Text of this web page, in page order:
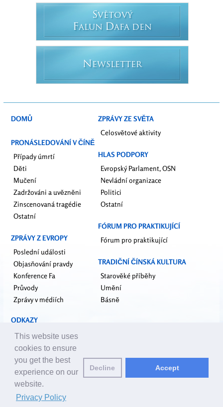
SVĚTOVÝ
FALUN DAFA DEN
N EWSLETTER
DOMŮ
PRONÁSLEDOVÁNÍ V ČÍNĚ
Případy úmrtí
Děti
Mučení
Zadržováni a uvězněni
Zinscenovaná tragédie
Ostatní
ZPRÁVY Z EVROPY
Poslední události
Objasňování pravdy
Konference Fa
Průvody
Zprávy v médiích
ZPRÁVY ZE SVĚTA
Celosvětové aktivity
HLAS PODPORY
Evropský Parlament, OSN
Nevládní organizace
Politici
Ostatní
FÓRUM PRO PRAKTIKUJÍCÍ
Fórum pro praktikující
TRADIČNÍ ČÍNSKÁ KULTURA
Starověké příběhy
Umění
Básně
ODKAZY
falundafa.org
faluninfo.net
minghui.org
upholdjustice.org
Email editorům:editor@cz.clearharmony.net
This website uses
cookies to ensure
you get the best
experience on our
website.
Privacy Policy
Decline Accept